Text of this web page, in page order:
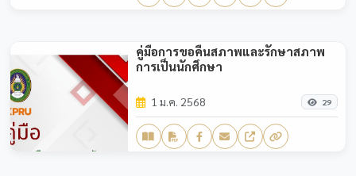
คู่มือการขอคืนสภาพและรักษาสภาพ
การเป็นนักศึกษา
1 ม.ค. 2568 29